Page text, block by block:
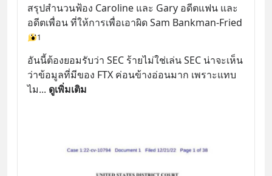
สรุปสำนวนฟ้อง Caroline และ Gary อดีตแฟน และ
อดีตเพื่อน ที่ให้การเพื่อเอาผิด Sam Bankman-Fried
1
อันนี้ต้องยอมรับว่า SEC ร้ายไม่ใช่เล่น SEC น่าจะเห็น
ว่าข้อมูลที่มีของ FTX ค่อนข้างอ่อนมาก เพราะแทบ
ไม... ดูเพิ่มเติม